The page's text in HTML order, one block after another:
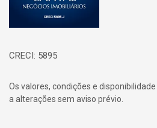
CRECI: 5895
Os valores, condições e
a alterações sem aviso prévio.